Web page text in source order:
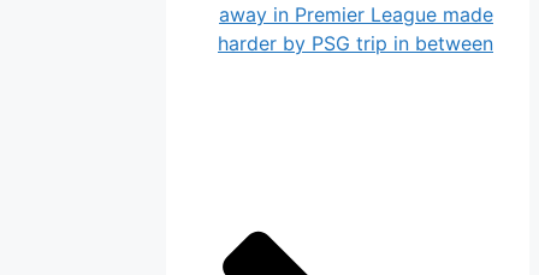
away in Premier League made
harder by PSG trip in between